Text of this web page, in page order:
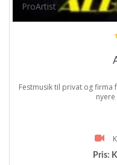
ProArtist
Festmusik til privat og firma
Pris: